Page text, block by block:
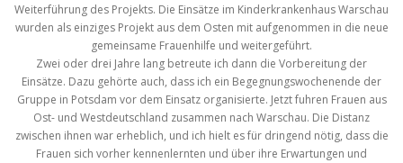
Weiterführung des Projekts. Die Einsätze im Kinderkrankenhaus Warschau
wurden als einziges Projekt aus dem Osten mit aufgenommen in die neue
gemeinsame Frauenhilfe und weitergeführt.
Zwei oder drei Jahre lang betreute ich dann die Vorbereitung der
Einsätze. Dazu gehörte auch, dass ich ein Begegnungswochenende der
Gruppe in Potsdam vor dem Einsatz organisierte. Jetzt fuhren Frauen aus
Ost- und Westdeutschland zusammen nach Warschau. Die Distanz
zwischen ihnen war erheblich, und ich hielt es für dringend nötig, dass die
Frauen sich vorher kennenlernten und über ihre Erwartungen und